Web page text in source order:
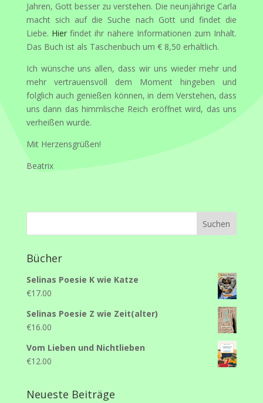
Jahren, Gott besser zu verstehen. Die neunjährige Carla
macht sich auf die Suche nach Gott und findet die
Liebe. Hier findet ihr nähere Informationen zum Inhalt.
Das Buch ist als Taschenbuch um € 8,50 erhältlich.
Ich wünsche uns allen, dass wir uns wieder mehr und
mehr vertrauensvoll dem Moment hingeben und
folglich auch genießen können, in dem Verstehen, dass
uns dann das himmlische Reich eröffnet wird, das uns
verheißen wurde.
Mit Herzensgrüßen!
Beatrix
Bücher
Selinas Poesie K wie Katze
€17.00
Selinas Poesie Z wie Zeit(alter)
€16.00
Vom Lieben und Nichtlieben
€12.00
Neueste Beiträge